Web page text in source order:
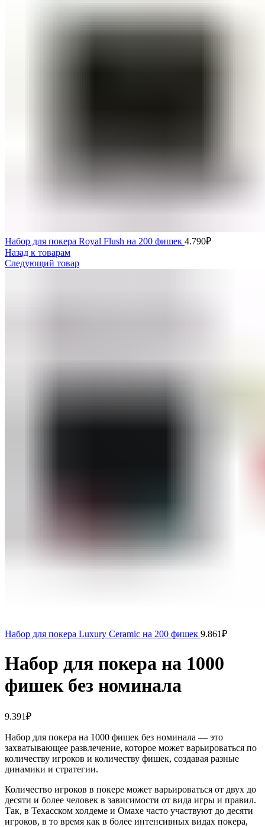
Набор для покера Royal Flush на 200 фишек 4.790₽
Назад к товарам
Следующий товар
Набор для покера Luxury Ceramic на 200 фишек 9.861₽
Набор для покера на 1000
фишек без номинала
9.391₽
Набор для покера на 1000 фишек без номинала — это
захватывающее развлечение, которое может варьироваться по
количеству игроков и количеству фишек, создавая разные
динамики и стратегии.
Количество игроков в покере может варьироваться от двух до
десяти и более человек в зависимости от вида игры и правил.
Так, в Техасском холдеме и Омахе часто участвуют до десяти
игроков, в то время как в более интенсивных видах покера,